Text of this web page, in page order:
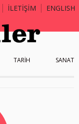
İLETİŞİM ENGLISH
TARİH SANAT